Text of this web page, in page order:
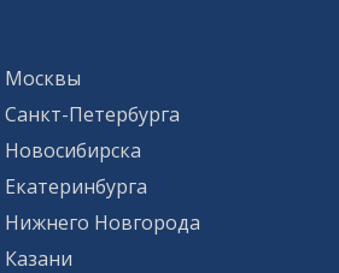
Москвы
Петербурга
Нижнего Новгорода